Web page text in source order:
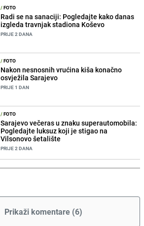
/FOTO
Radi se na sanaciji: Pogledajte kako danas
izgleda travnjak stadiona Koševo
PRIJE 2 DANA
/FOTO
Nakon nesnosnih vrućina kiša konačno
osvježila Sarajevo
PRIJE 1 DAN
/FOTO
Sarajevo večeras u znaku superautomobila:
Pogledajte luksuz koji je stigao na
Vilsonovo šetalište
PRIJE 2 DANA
Prikaži komentare (6)